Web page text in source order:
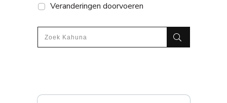
Veranderingen doorvoeren